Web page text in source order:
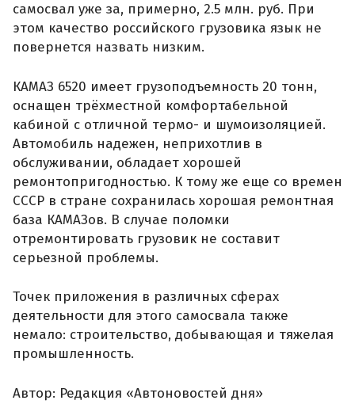
самосвал уже за, примерно, 2.5 млн. руб. При
этом качество российского грузовика язык не
повернется назвать низким.
КАМАЗ 6520 имеет грузоподъемность 20 тонн,
оснащен трёхместной комфортабельной
кабиной с отличной термо- и шумоизоляцией.
Автомобиль надежен, неприхотлив в
обслуживании, обладает хорошей
ремонтопригодностью. К тому же еще со времен
СССР в стране сохранилась хорошая ремонтная
база КАМАЗов. В случае поломки
отремонтировать грузовик не составит
серьезной проблемы.
Точек приложения в различных сферах
деятельности для этого самосвала также
немало: строительство, добывающая и тяжелая
промышленность.
Автор: Редакция «Автоновостей дня»